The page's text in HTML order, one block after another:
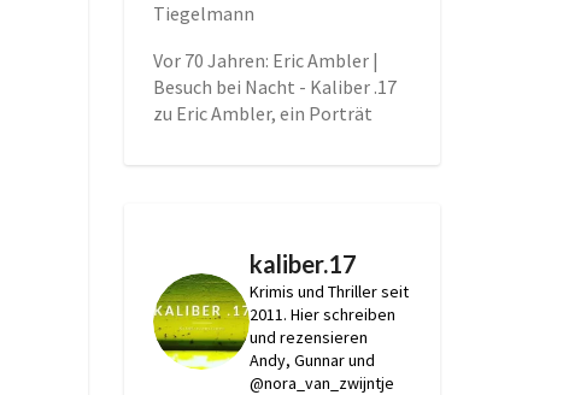
Tiegelmann
Vor 70 Jahren: Eric Ambler |
Besuch bei Nacht - Kaliber .17
zu Eric Ambler, ein Porträt
kaliber.17
Krimis und Thriller seit
2011. Hier schreiben
und rezensieren
Andy, Gunnar und
@nora_van_zwijntje